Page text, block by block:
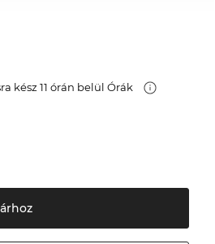
kész 11 órán belül Órák